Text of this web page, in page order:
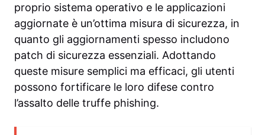
proprio sistema operativo e le applicazioni
aggiornate è un’ottima misura di sicurezza, in
quanto gli aggiornamenti spesso includono
patch di sicurezza essenziali. Adottando
queste misure semplici ma efficaci, gli utenti
possono fortificare le loro difese contro
l’assalto delle truffe phishing.